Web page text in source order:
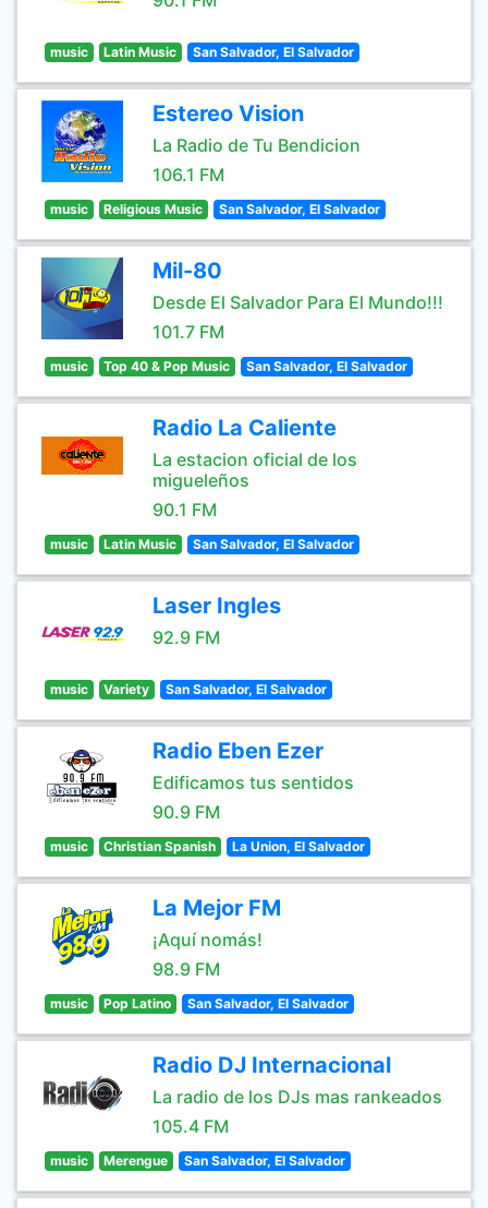
music Latin Music San Salvador, El Salvador
Estereo Vision
La Radio de Tu Bendicion
106.1 FM
music Religious Music San Salvador, El Salvador
Mil-80
Desde El Salvador Para El Mundo!!!
101.7 FM
music Top 40 & Pop Music San Salvador, El Salvador
Radio La Caliente
La estacion oficial de los
migueleños
90.1 FM
music Latin Music San Salvador, El Salvador
Laser Ingles
92.9 FM
music Variety San Salvador, El Salvador
Radio Eben Ezer
Edificamos tus sentidos
90.9 FM
music Christian Spanish La Union, El Salvador
La Mejor FM
¡Aquí nomás!
98.9 FM
music Pop Latino San Salvador, El Salvador
Radio DJ Internacional
La radio de los DJs mas rankeados
105.4 FM
music Merengue San Salvador, El Salvador